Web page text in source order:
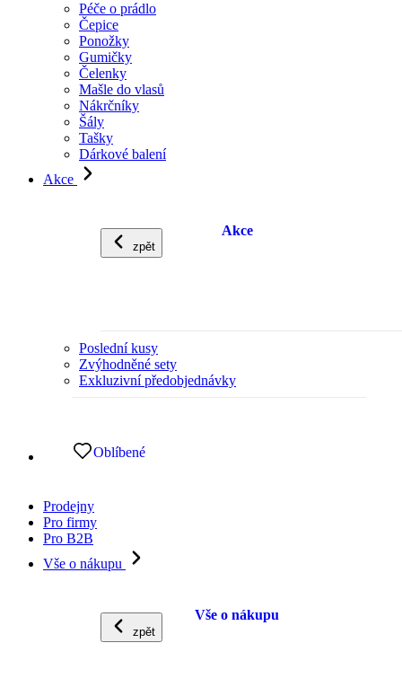
Péče o prádlo
Čepice
Ponožky
Gumičky
Čelenky
Mašle do vlasů
Nákrčníky
Šály
Tašky
Dárkové balení
Akce
zpět
Akce
Poslední kusy
Zvýhodněné sety
Exkluzivní předobjednávky
Oblíbené
Prodejny
Pro firmy
Pro B2B
Vše o nákupu
zpět
Vše o nákupu